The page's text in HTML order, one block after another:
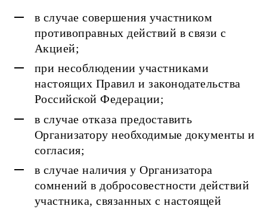
в случае совершения участником
противоправных действий в связи с
Акцией;
при несоблюдении участниками
настоящих Правил и законодательства
Российской Федерации;
в случае отказа предоставить
Организатору необходимые документы и
согласия;
в случае наличия у Организатора
сомнений в добросовестности действий
участника, связанных с настоящей